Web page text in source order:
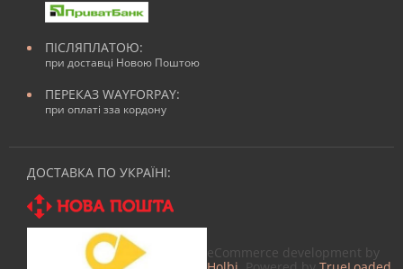
ПІСЛЯПЛАТОЮ:
при доставці Новою Поштою
ПЕРЕКАЗ WAYFORPAY:
при оплаті зза кордону
ДОСТАВКА ПО УКРАЇНІ:
eCommerce development by